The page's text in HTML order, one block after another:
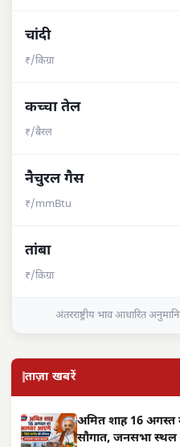
चांदी
₹/किग्रा
कच्चा तेल
₹/बैरल
नैचुरल गैस
₹/mmBtu
तांबा
₹/किग्रा
अंतरराष्ट्रीय भाव आधारित
ताज़ा खबरें
अमित शाह 16
सौगात, जनसभा स्थल